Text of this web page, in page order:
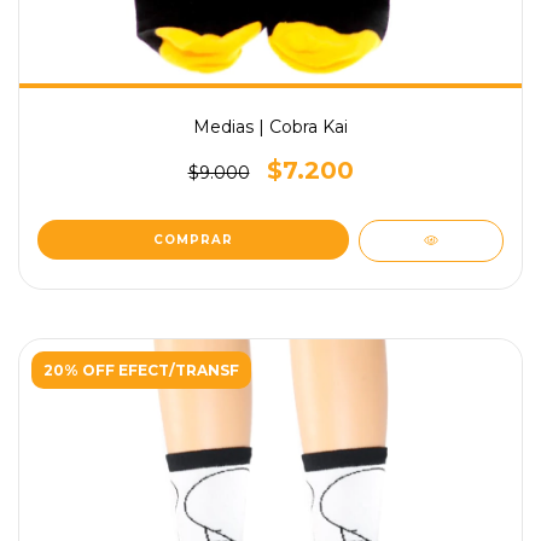
Medias | Cobra Kai
$9.000 $7.200
20% OFF EFECT/TRANSF